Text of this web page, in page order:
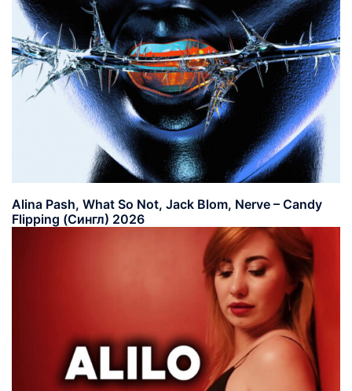
Alina Pash, What So Not, Jack Blom, Nerve – Candy
Flipping (Сингл) 2026